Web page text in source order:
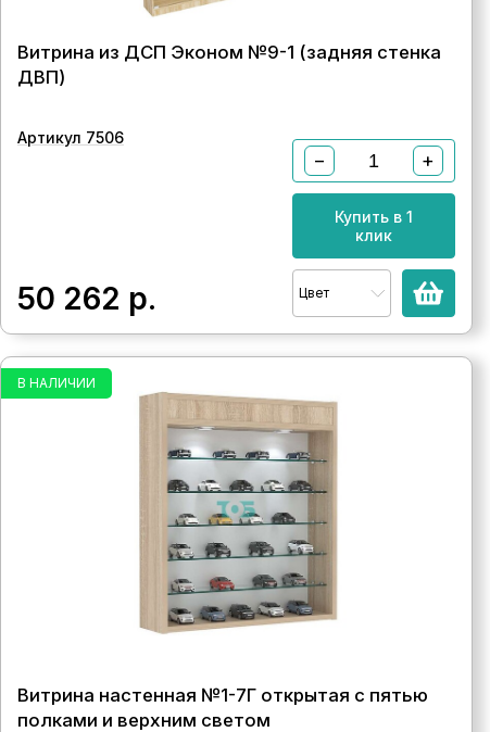
Витрина из ДСП Эконом №9-1 (задняя стенка
ДВП)
Артикул 7506
50 262 р.
− +
Купить в 1
клик
Цвет
В НАЛИЧИИ
Витрина настенная №1-7Г открытая с пятью
полками и верхним светом